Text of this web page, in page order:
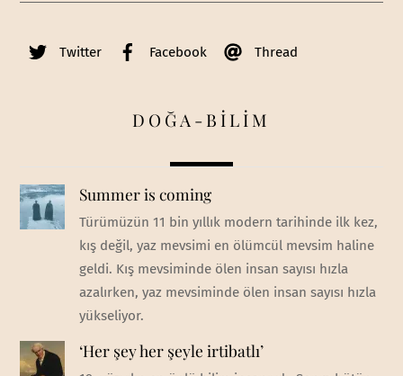
Twitter Facebook Thread
DOĞA-BİLİM
Summer is coming
Türümüzün 11 bin yıllık modern tarihinde ilk kez,
kış değil, yaz mevsimi en ölümcül mevsim haline
geldi. Kış mevsiminde ölen insan sayısı hızla
azalırken, yaz mevsiminde ölen insan sayısı hızla
yükseliyor.
‘Her şey her şeyle irtibatlı’